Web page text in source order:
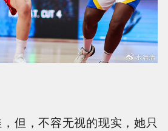
但，不容无视的现实，她只